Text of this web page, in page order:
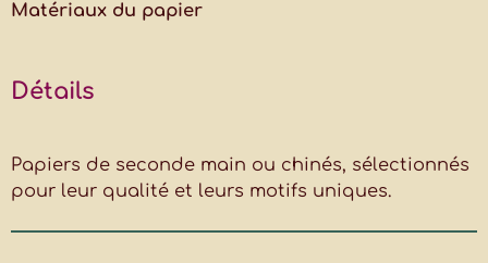
Matériaux du papier
Détails
Papiers de seconde main ou chinés, sélectionnés
pour leur qualité et leurs motifs uniques.